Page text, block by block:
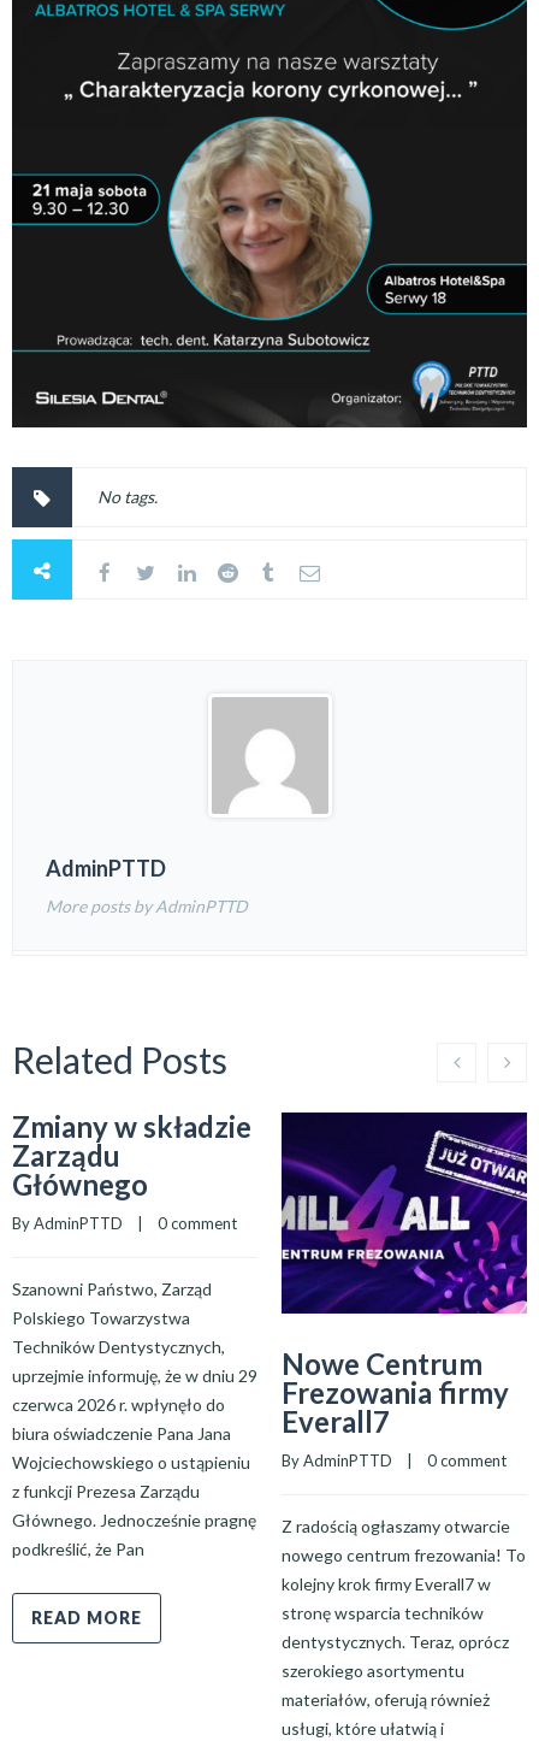
No tags.
AdminPTTD
More posts by AdminPTTD
Related Posts
Zmiany w składzie
Zarządu
Głównego
By AdminPTTD 0 comment
Szanowni Państwo, Zarząd
Polskiego Towarzystwa
Techników Dentystycznych,
uprzejmie informuję, że w dniu 29
czerwca 2026 r. wpłynęło do
biura oświadczenie Pana Jana
Wojciechowskiego o ustąpieniu
z funkcji Prezesa Zarządu
Głównego. Jednocześnie pragnę
podkreślić, że Pan
READ MORE
Nowe Centrum
Frezowania firmy
Everall7
By AdminPTTD
    |
0 comment
Z radością ogłaszamy otwarcie
nowego centrum frezowania! To
kolejny krok firmy Everall7 w
stronę wsparcia techników
dentystycznych. Teraz, oprócz
szerokiego asortymentu
materiałów, oferują również
usługi, które ułatwią i